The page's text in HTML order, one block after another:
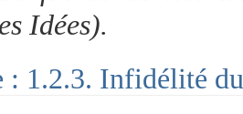
Idées).
: 1.2.3. Infidélité